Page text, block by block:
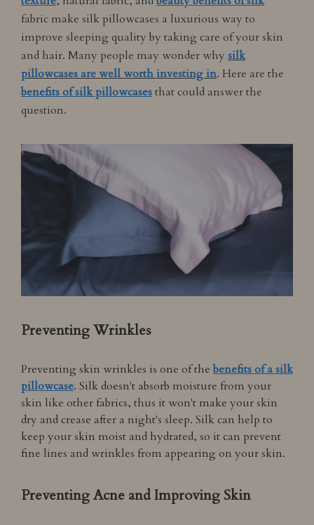
fabric make silk pillowcases a luxurious way to
improve sleeping quality by taking care of your skin
and hair. Many people may wonder why silk
pillowcases are well worth investing in. Here are the
benefits of silk pillowcasesthat could answer the
question.
Preventing Wrinkles
Preventing skin wrinkles is one of thebenefits of a silk
pillowcase. Silk doesn't absorb moisture from your
skin like other fabrics, thus it won't make your skin
dry and crease after a night's sleep. Silk can help to
keep your skin moist and hydrated, so it can prevent
fine lines and wrinkles from appearing on your skin.
Preventing Acne and Improving Skin